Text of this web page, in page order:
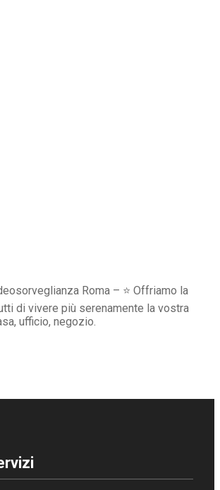
Roma – ⭐ Offriamo la
di vivere più serenamente la vostra
ufficio, negozio.